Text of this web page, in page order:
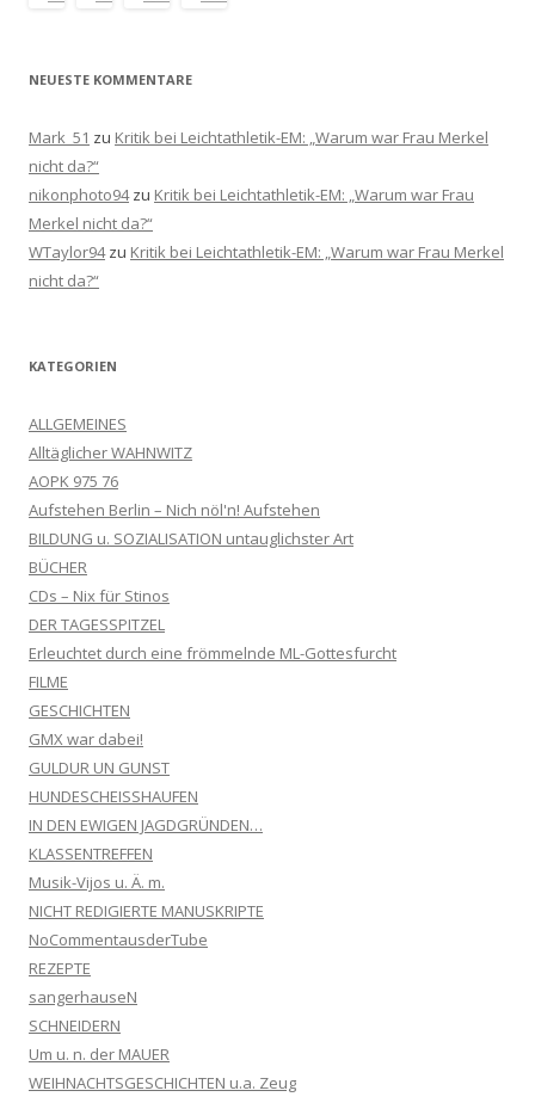
NEUESTE KOMMENTARE
Mark_51 zu Kritik bei Leichtathletik-EM: „Warum war Frau Merkel
nicht da?“
nikonphoto94zu Kritik bei Leichtathletik-EM: „Warum war Frau
Merkel nicht da?“
WTaylor94zu Kritik bei Leichtathletik-EM: „Warum war Frau Merkel
nicht da?“
KATEGORIEN
ALLGEMEINES
Alltäglicher WAHNWITZ
AOPK 975 76
Aufstehen Berlin – Nich nöl'n! Aufstehen
BILDUNG u. SOZIALISATION untauglichster Art
BÜCHER
CDs – Nix für Stinos
DER TAGESSPITZEL
Erleuchtet durch eine frömmelnde ML-Gottesfurcht
FILME
GESCHICHTEN
GMX war dabei!
GULDUR UN GUNST
HUNDESCHEISSHAUFEN
IN DEN EWIGEN JAGDGRÜNDEN…
KLASSENTREFFEN
Musik-Vijos u. Ä. m.
NICHT REDIGIERTE MANUSKRIPTE
NoCommentausderTube
REZEPTE
sangerhauseN
SCHNEIDERN
Um u. n. der MAUER
WEIHNACHTSGESCHICHTEN u.a. Zeug